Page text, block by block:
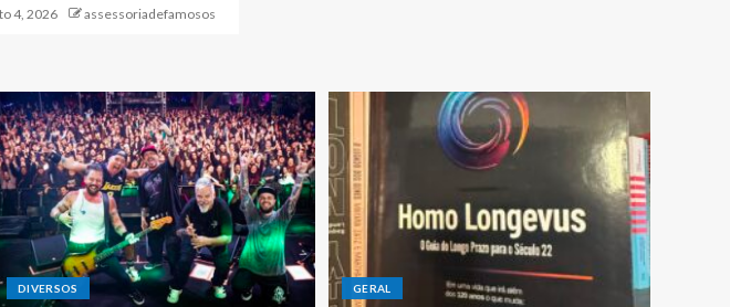
4, 2026 assessoriadefamosos
DIVERSOS GERAL